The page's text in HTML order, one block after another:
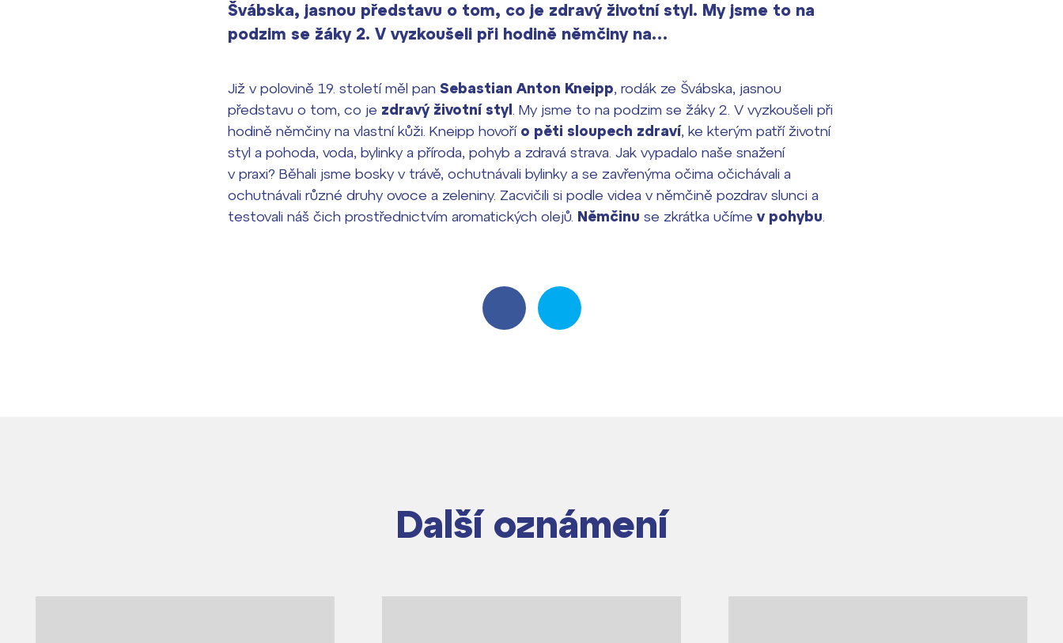
Švábska, jasnou představu o tom, co je zdravý životní styl. My jsme to na
podzim se žáky 2. V vyzkoušeli při hodině němčiny na…
Již v polovině 19. století měl pan Sebastian Anton Kneipp, rodák ze Švábska, jasnou
představu o tom, co je zdravý životní styl
. My jsme to na podzim se žáky 2. V vyzkoušeli při
hodině němčiny na vlastní kůži. Kneipp hovoří o pěti sloupech zdraví, ke kterým patří životní
styl a pohoda, voda, bylinky a příroda, pohyb a zdravá strava. Jak vypadalo naše snažení
v praxi? Běhali jsme bosky v trávě, ochutnávali bylinky a se zavřenýma očima očichávali a
ochutnávali různé druhy ovoce a zeleniny. Zacvičili si podle videa v němčině pozdrav slunci a
testovali náš čich prostřednictvím aromatických olejů. Němčinu se zkrátka učíme v pohybu
Další oznámení